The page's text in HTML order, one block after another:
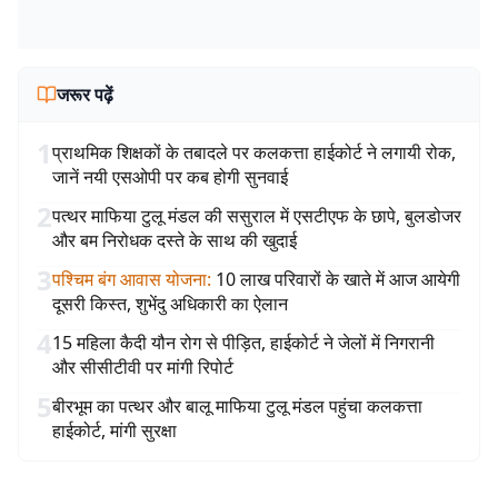
जरूर पढ़ें
1प्राथमिक शिक्षकों के तबादले पर कलकत्ता हाईकोर्ट ने लगायी रोक,
जानें नयी एसओपी पर कब होगी सुनवाई
2पत्थर माफिया टुलू मंडल की ससुराल में एसटीएफ के छापे, बुलडोजर
और बम निरोधक दस्ते के साथ की खुदाई
3पश्चिम बंग आवास योजना: 10 लाख परिवारों के खाते में आज आयेगी
दूसरी किस्त, शुभेंदु अधिकारी का ऐलान
415 महिला कैदी यौन रोग से पीड़ित, हाईकोर्ट ने जेलों में निगरानी
और सीसीटीवी पर मांगी रिपोर्ट
5बीरभूम का पत्थर और बालू माफिया टुलू मंडल पहुंचा कलकत्ता
हाईकोर्ट, मांगी सुरक्षा